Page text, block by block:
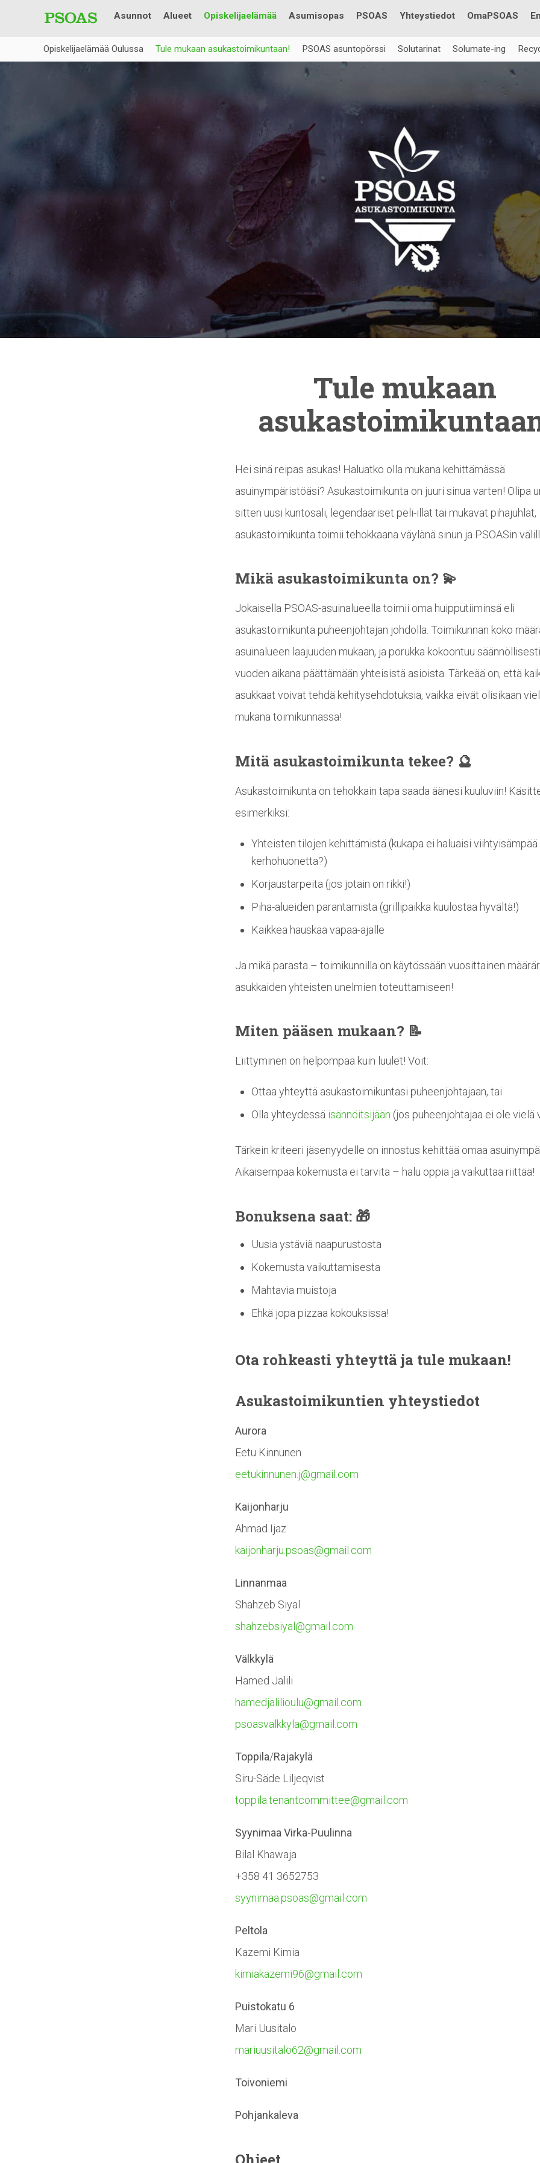
Testi
Asunnot Alueet Opiskelijaelämää
Opiskelijaelämää Oulussa Tule mukaan asukastoimikuntaan! PSOAS asuntopörssi Solutarinat Solumate-ing
Asumisopas PSOAS Yhteystiedot OmaPSOAS
Tule mukaan
Hei sinä reipas asukas! Haluatko olla mukana kehittämässä
asuinympäristöäsi? Asukastoimikunta on juuri sinua varten! Olipa
sitten uusi kuntosali, legendaariset peli-illat tai mukavat pihajuhlat,
asukastoimikunta toimii tehokkaana väylänä sinun ja PSOASin
Mikä asukastoimikunta on? 💫
Jokaisella PSOAS-asuinalueella toimii oma huipputiiminsä eli
asukastoimikunta puheenjohtajan johdolla. Toimikunnan koko
asuinalueen laajuuden mukaan, ja porukka kokoontuu säännöllisesti
vuoden aikana päättämään yhteisistä asioista. Tärkeää on, että
asukkaat voivat tehdä kehitysehdotuksia, vaikka eivät olisikaan
mukana toimikunnassa!
Mitä asukastoimikunta tekee? 🔮
Asukastoimikunta on tehokkain tapa saada äänesi kuuluviin!
esimerkiksi:
Yhteisten tilojen kehittämistä (kukapa ei haluaisi viihtyisämpää
kerhohuonetta?)
Korjaustarpeita (jos jotain on rikki!)
Piha-alueiden parantamista (grillipaikka kuulostaa hyvältä!)
Kaikkea hauskaa vapaa-ajalle
Ja mikä parasta – toimikunnilla on käytössään vuosittainen
asukkaiden yhteisten unelmien toteuttamiseen!
Miten pääsen mukaan? 📝
Liittyminen on helpompaa kuin luulet! Voit:
Ottaa yhteyttä asukastoimikuntasi puheenjohtajaan, tai
Olla yhteydessä isännöitsijään (jos puheenjohtajaa ei ole vielä
Tärkein kriteeri jäsenyydelle on innostus kehittää omaa
Aikaisempaa kokemusta ei tarvita – halu oppia ja vaikuttaa riittää!
Bonuksena saat: 🎁
Uusia ystäviä naapurustosta
Kokemusta vaikuttamisesta
Mahtavia muistoja
Ehkä jopa pizzaa kokouksissa!
Ota rohkeasti yhteyttä ja tule mukaan!
Asukastoimikuntien yhteystiedot
Aurora
Eetu Kinnunen
eetukinnunen.j@gmail.com
Kaijonharju
Ahmad Ijaz
kaijonharju.psoas@gmail.com
Linnanmaa
Shahzeb Siyal
shahzebsiyal@gmail.com
Välkkylä
Hamed Jalili
hamedjalilioulu@gmail.com
psoasvalkkyla@gmail.com
Toppila/Rajakylä
Siru-Säde Liljeqvist
toppila.tenantcommittee@gmail.com
Syynimaa Virka-Puulinna
Bilal Khawaja
+358 41 3652753
syynimaa.psoas@gmail.com
Peltola
Kazemi Kimia
kimiakazemi96@gmail.com
Puistokatu 6
Mari Uusitalo
mariuusitalo62@gmail.com
Toivoniemi
Pohjankaleva